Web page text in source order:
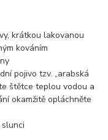
krátkou lakovanou
kováním
pojivo tzv. „arabská
štětce teplou vodou a
okamžitě opláchněte